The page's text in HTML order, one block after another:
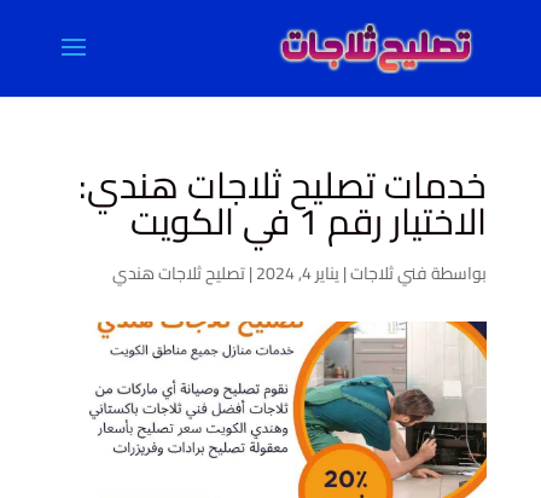
خدمات تصليح ثلاجات هندي:
الاختيار رقم 1 في الكويت
بواسطةفني ثلاجات|يناير 4, 2024 |تصليح ثلاجات هندي